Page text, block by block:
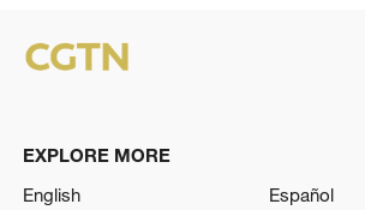
EXPLORE MORE
English
Español